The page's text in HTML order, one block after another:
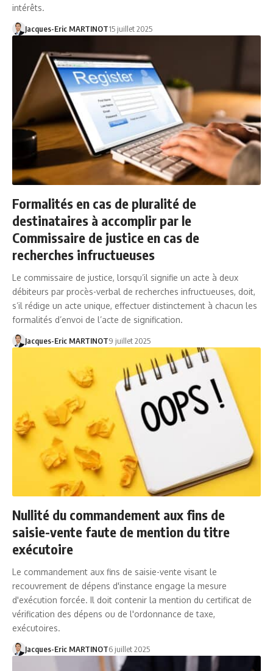
intérêts.
Jacques-Eric MARTINOT15 juillet 2025
Formalités en cas de pluralité de
destinataires à accomplir par le
Commissaire de justice en cas de
recherches infructueuses
Le commissaire de justice, lorsqu’il signifie un acte à deux
débiteurs par procès-verbal de recherches infructueuses, doit,
s’il rédige un acte unique, effectuer distinctement à chacun les
formalités d’envoi de l’acte de signification.
Jacques-Eric MARTINOT9 juillet 2025
Nullité du commandement aux fins de
saisie-vente faute de mention du titre
exécutoire
Le commandement aux fins de saisie-vente visant le
recouvrement de dépens d'instance engage la mesure
d'exécution forcée. Il doit contenir la mention du certificat de
vérification des dépens ou de l'ordonnance de taxe,
exécutoires.
Jacques-Eric MARTINOT6 juillet 2025